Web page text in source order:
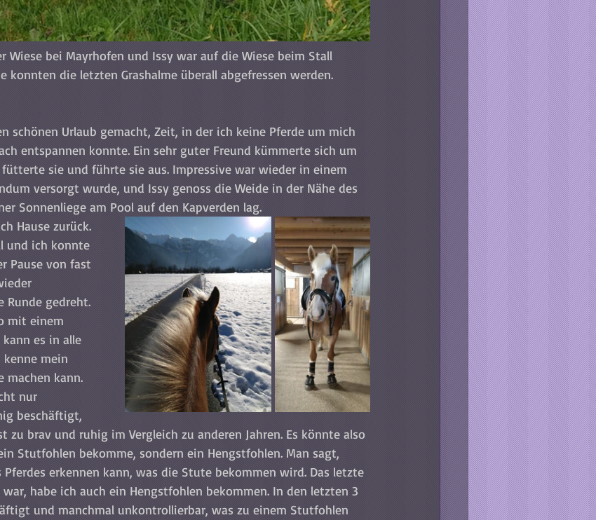
Wiese bei Mayrhofen und Issy war auf die Wiese beim Stall
konnten die letzten Grashalme überall abgefressen werden.
schönen Urlaub gemacht, Zeit, in der ich keine Pferde um mich
entspannen konnte. Ein sehr guter Freund kümmerte sich um
sie und führte sie aus. Impressive war wieder in einem
versorgt wurde, und Issy genoss die Weide in der Nähe des
Sonnenliege am Pool auf den Kapverden lag.
Hause zurück.
und ich konnte
Pause von fast
Runde gedreht.
mit einem
es in alle
kenne mein
machen kann.
nur
beschäftigt,
zu brav und ruhig im Vergleich zu anderen Jahren. Es könnte also
Stutfohlen bekomme, sondern ein Hengstfohlen. Man sagt,
Pferdes erkennen kann, was die Stute bekommen wird. Das letzte
habe ich auch ein Hengstfohlen bekommen. In den letzten 3
und manchmal unkontrollierbar, was zu einem Stutfohlen